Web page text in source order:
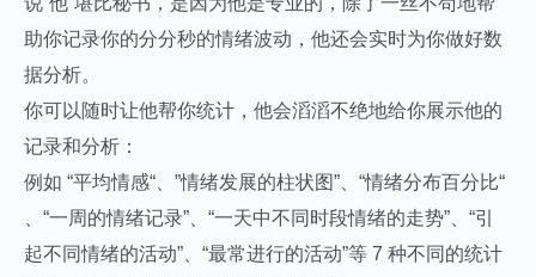
助你记录你的分分秒的情绪波动，他还会实时为你做好数
据分析。
你可以随时让他帮你统计，他会滔滔不绝地给你展示他的
记录和分析：
例如 “平均情感“、”情绪发展的柱状图”、“情绪分布百分比“
、“一周的情绪记录”、“一天中不同时段情绪的走势”、“引
起不同情绪的活动”、“最常进行的活动”等 7 种不同的统计